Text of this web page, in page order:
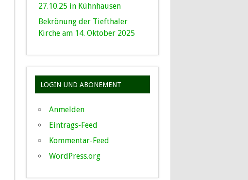
27.10.25 in Kühnhausen
Bekrönung der Tiefthaler
Kirche am 14. Oktober 2025
LOGIN UND ABONEMENT
Anmelden
Eintrags-Feed
Kommentar-Feed
WordPress.org